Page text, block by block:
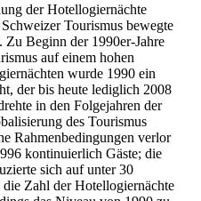
der Hotellogiernächte
Tourismus bewegte
Zu Beginn der 1990er-Jahre
auf einem hohen
wurde 1990 ein
der bis heute lediglich 2008
in den Folgejahren der
des Tourismus
Rahmenbedingungen verlor
kontinuierlich Gäste; die
sich auf unter 30
Zahl der Hotellogiernächte